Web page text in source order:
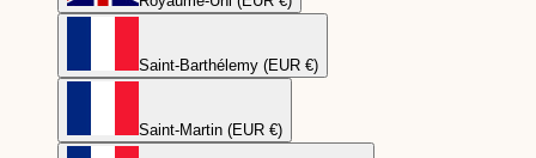
Saint-Barthélemy (EUR €)
Saint-Martin (EUR €)